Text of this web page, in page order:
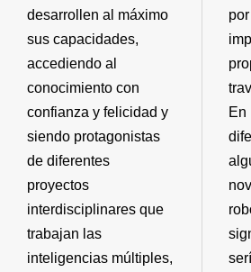
desarrollen al máximo
sus capacidades,
accediendo al
conocimiento con
confianza y felicidad y
siendo protagonistas
de diferentes
proyectos
interdisciplinares que
trabajan las
inteligencias múltiples,
En